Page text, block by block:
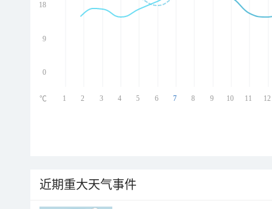
18
9
0
1 2 3 4 5 6 7 8 9 10 11 12
℃
近期重大天气事件